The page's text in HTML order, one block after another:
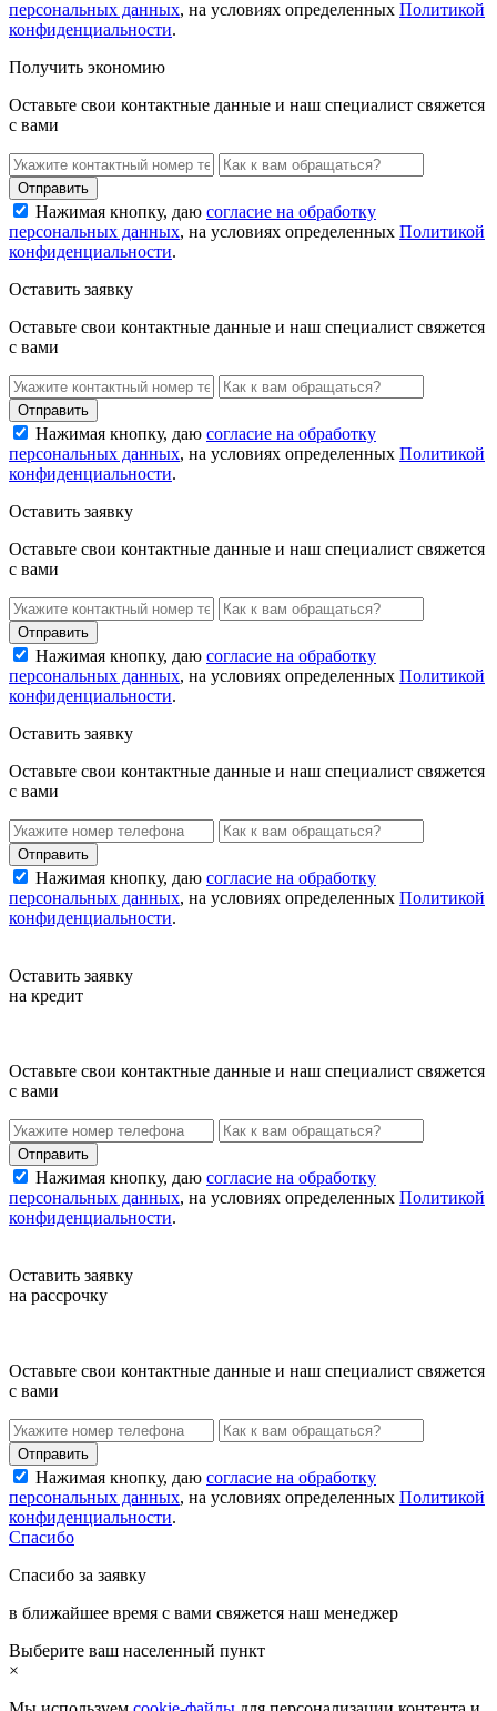
персональных данных, на условиях определенных Политикой
конфиденциальности.
Получить экономию
Оставьте свои контактные данные и наш специалист свяжется
с вами
Нажимая кнопку, даю согласие на обработку
персональных данных, на условиях определенных Политикой
конфиденциальности.
Оставить заявку
Оставьте свои контактные данные и наш специалист свяжется
с вами
Нажимая кнопку, даю согласие на обработку
персональных данных, на условиях определенных Политикой
конфиденциальности.
Оставить заявку
Оставьте свои контактные данные и наш специалист свяжется
с вами
Нажимая кнопку, даю согласие на обработку
персональных данных, на условиях определенных Политикой
конфиденциальности.
Оставить заявку
Оставьте свои контактные данные и наш специалист свяжется
с вами
Нажимая кнопку, даю согласие на обработку
персональных данных, на условиях определенных Политикой
конфиденциальности.
Оставить заявку
на кредит
Оставьте свои контактные данные и наш специалист свяжется
с вами
Нажимая кнопку, даю согласие на обработку
персональных данных, на условиях определенных Политикой
конфиденциальности.
Оставить заявку
на рассрочку
Оставьте свои контактные данные и наш специалист свяжется
с вами
Нажимая кнопку, даю согласие на обработку
персональных данных, на условиях определенных Политикой
конфиденциальности.
Спасибо
Спасибо за заявку
в ближайшее время с вами свяжется наш менеджер
Выберите ваш населенный пункт
×